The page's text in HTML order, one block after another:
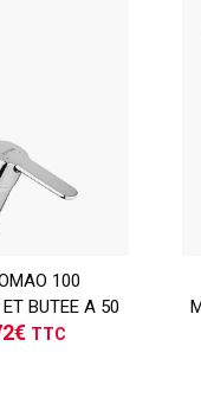
100
BUTEE A 50
TTC